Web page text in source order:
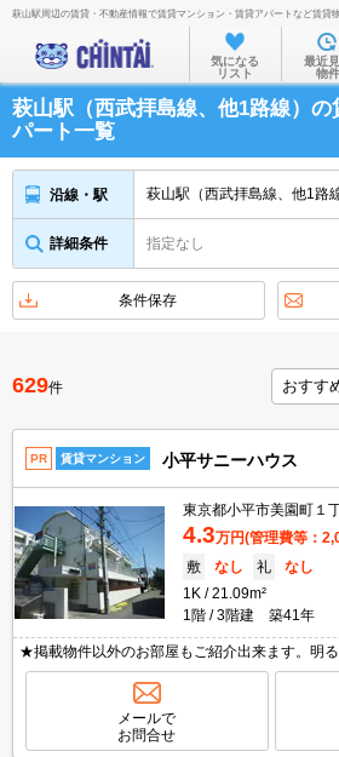
お部屋を探す
沿線・駅か
住所から
家賃相場
不動産会
萩山駅周辺の賃貸・不動産情報で賃貸マンション・賃貸アパートなど賃貸
気になる
リスト
最近
物件
萩山駅（西武拝島線、他1路線）
パート一覧
沿線・駅 萩山駅（西武拝島線、他1路
詳細条件 指定なし
条件保存
629件
PR 賃貸マンション 小平サニーハウス
東京都小平市美園町１
4.3万円(管理費等：
敷
なし 礼
なし
1K
21.09m²
1階
3階建 築41年
★掲載物件以外のお部屋もご紹介出来ます。明る
にご対応させていただきます。お気軽にお問
メールで
お問合せ